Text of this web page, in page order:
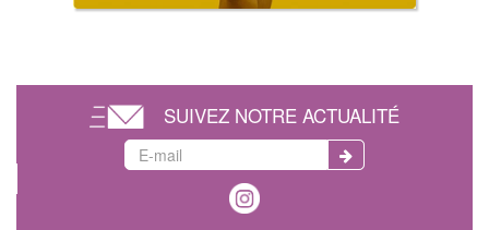
SUIVEZ NOTRE ACTUALITÉ